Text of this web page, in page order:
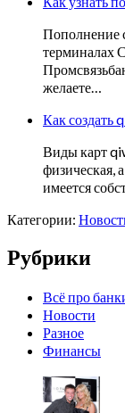
Пополнение
терминалах
желаете…
Как создать
Виды карт
физическая,
имеется
Категории:
Рубрики
Всё про
Новости
Разное
Финансы